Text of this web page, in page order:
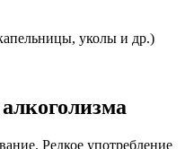
уколы и др.)
Редкое употребление